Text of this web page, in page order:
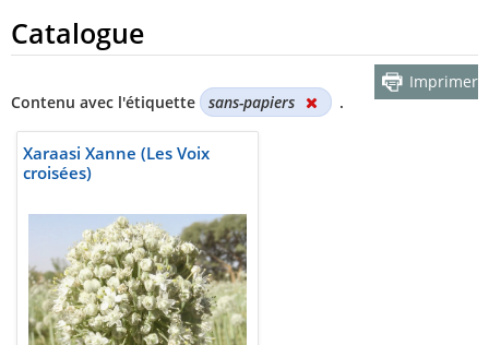
Catalogue
Contenu avec l'étiquette sans-papiers .
Imprimer
Xaraasi Xanne (Les Voix
croisées)